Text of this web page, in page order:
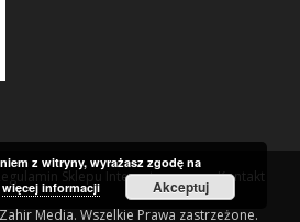
Sklepu Internetowego Kontakt
Media. Wszelkie Prawa zastrzeżone.
z witryny, wyrażasz zgodę na
więcej informacji Akceptuj